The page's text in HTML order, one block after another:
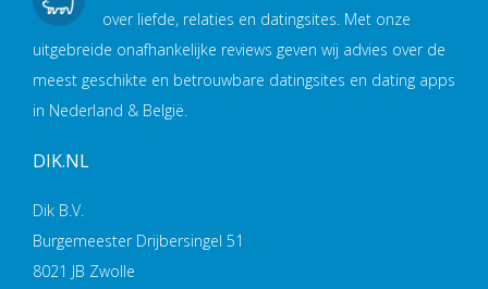
over liefde, relaties en datingsites. Met onze
uitgebreide onafhankelijke reviews geven wij advies over de
meest geschikte en betrouwbare datingsites en dating apps
in Nederland & België.
DIK.NL
Dik B.V.
Burgemeester Drijbersingel 51
8021 JB Zwolle